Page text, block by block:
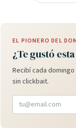
EL PIONERO DEL
¿Te gustó
Recibí cada
sin clickbait.